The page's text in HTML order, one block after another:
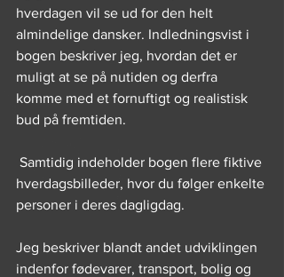
hverdagen vil se ud for den helt
almindelige dansker. Indledningsvist i
bogen beskriver jeg, hvordan det er
muligt at se på nutiden og derfra
komme med et fornuftigt og realistisk
bud på fremtiden.
hverdagsbilleder, hvor du følger enkelte
personer i deres dagligdag.
Jeg beskriver blandt andet udviklingen
indenfor fødevarer, transport, bolig og